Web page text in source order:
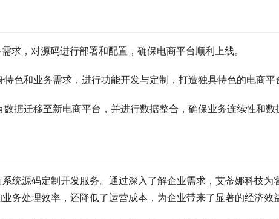
求，对源码进行部署和配置，确保电商平台顺利上线。
色和业务需求，进行功能开发与定制，打造独具特色的电商平
据迁移至新电商平台，并进行数据整合，确保业务连续性和数
统源码定制开发服务。通过深入了解企业需求，艾蒂娜科技
务处理效率，还降低了运营成本，为企业带来了显著的经济效